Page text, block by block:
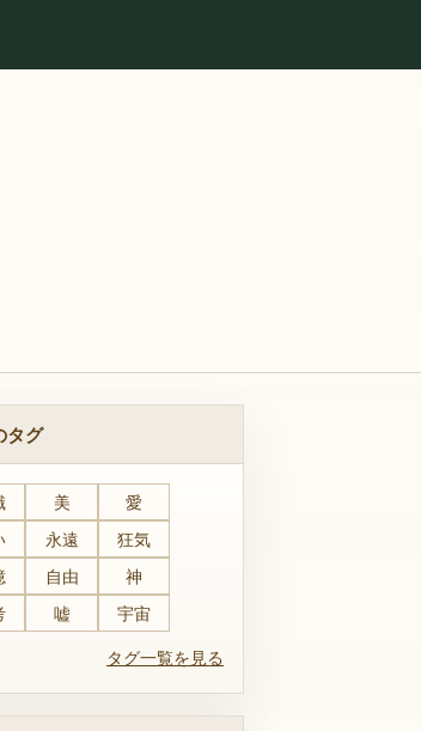
タグ
美
愛
永遠
狂気
自由
神
嘘 宇宙
タグ一覧を見る